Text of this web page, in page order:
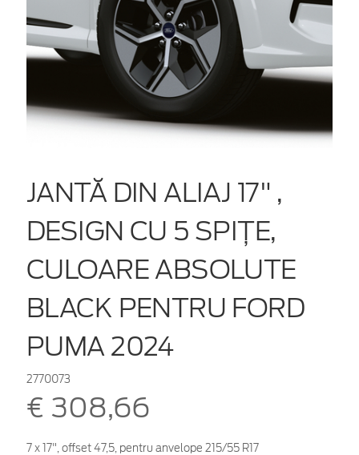
JANTĂ DIN ALIAJ 17" ,
DESIGN CU 5 SPIŢE,
CULOARE ABSOLUTE
BLACK PENTRU FORD
PUMA 2024
2770073
€ 308,66
7 x 17", offset 47,5, pentru anvelope 215/55 R17